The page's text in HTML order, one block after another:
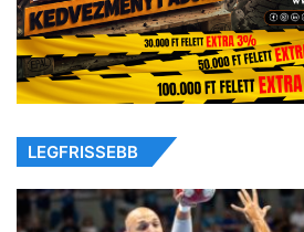
LEGFRISSEBB